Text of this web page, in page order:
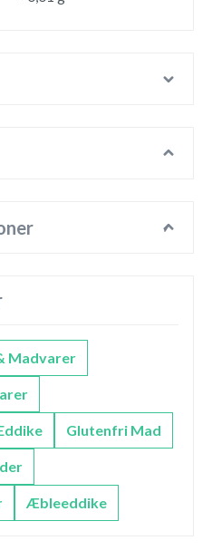
Madvarer
Glutenfri Mad
Æbleeddike